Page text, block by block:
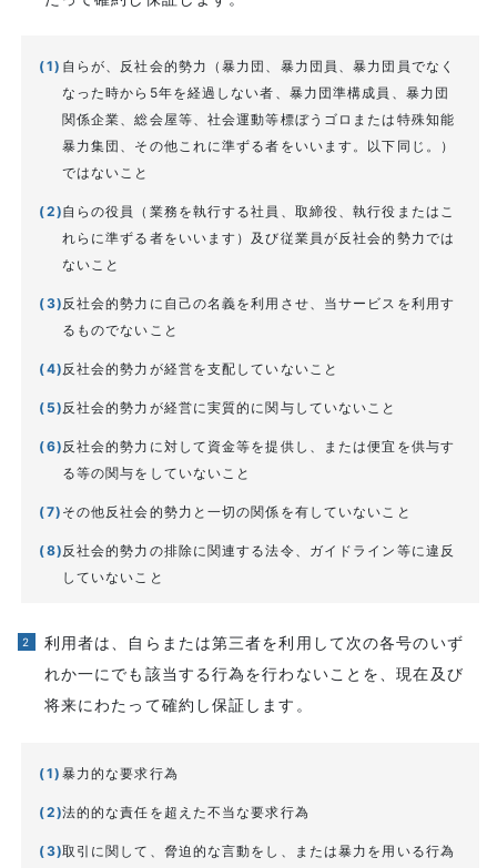
自らが、反社会的勢力（暴力団、暴力団員、暴力団員でなく
なった時から5年を経過しない者、暴力団準構成員、暴力団
関係企業、総会屋等、社会運動等標ぼうゴロまたは特殊知能
暴力集団、その他これに準ずる者をいいます。以下同じ。）
ではないこと
自らの役員（業務を執行する社員、取締役、執行役またはこ
れらに準ずる者をいいます）及び従業員が反社会的勢力では
ないこと
反社会的勢力に自己の名義を利用させ、当サービスを利用す
るものでないこと
反社会的勢力が経営を支配していないこと
反社会的勢力が経営に実質的に関与していないこと
反社会的勢力に対して資金等を提供し、または便宜を供与す
る等の関与をしていないこと
その他反社会的勢力と一切の関係を有していないこと
反社会的勢力の排除に関連する法令、ガイドライン等に違反
していないこと
利用者は、自らまたは第三者を利用して次の各号のいず
れか一にでも該当する行為を行わないことを、現在及び
将来にわたって確約し保証します。
暴力的な要求行為
法的的な責任を超えた不当な要求行為
取引に関して、脅迫的な言動をし、または暴力を用いる行為